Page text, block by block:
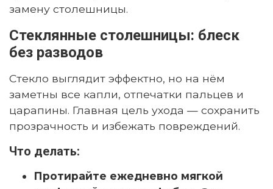
замену столешницы.
Стеклянные столешницы: блеск
без разводов
Стекло выглядит эффектно, но на нём
заметны все капли, отпечатки пальцев и
царапины. Главная цель ухода — сохранить
прозрачность и избежать повреждений.
Что делать:
Протирайте ежедневно мягкой